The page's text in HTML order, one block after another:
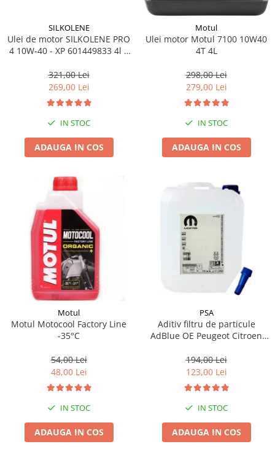
SILKOLENE
Ulei de motor SILKOLENE PRO
4 10W-40 - XP 601449833 4l +
321,00 Lei
269,00 Lei
IN STOC
ADAUGA IN COS
Motul
Ulei motor Motul 7100 10W40
4T 4L
298,00 Lei
279,00 Lei
IN STOC
ADAUGA IN COS
Motul
Motul Motocool Factory Line
-35°C
54,00 Lei
48,00 Lei
IN STOC
ADAUGA IN COS
PSA
Aditiv filtru de particule
AdBlue OE Peugeot Citroen
194,00 Lei
123,00 Lei
IN STOC
ADAUGA IN COS